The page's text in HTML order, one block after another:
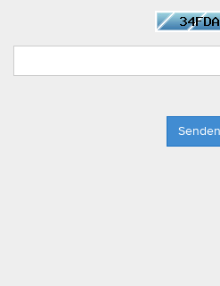
Senden